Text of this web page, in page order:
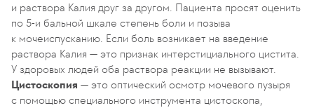
и раствора Калия друг за другом. Пациента просят оценить
по 5-и бальной шкале степень боли и позыва
к мочеиспусканию. Если боль возникает на введение
раствора Калия — это признак интерстициального цистита.
У здоровых людей оба раствора реакции не вызывают.
Цистоскопия — это оптический осмотр мочевого пузыря
с помощью специального инструмента цистоскопа,